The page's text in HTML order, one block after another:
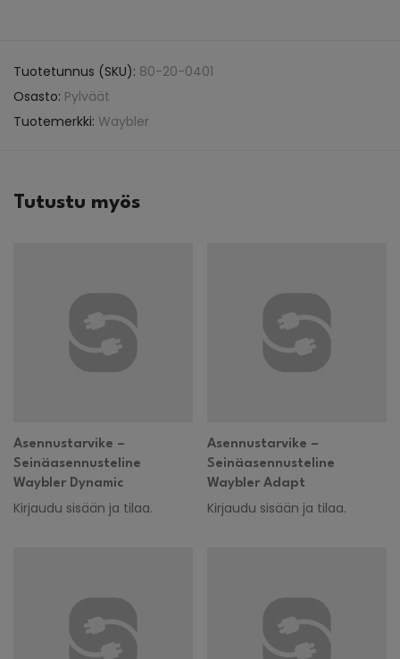
Tuotetunnus (SKU): 80-20-0401
Osasto: Pylväät
Tuotemerkki: Waybler
Tutustu myös
Asennustarvike –
Seinäasennusteline
Waybler Dynamic
Kirjaudu sisään ja tilaa.
Asennustarvike –
Seinäasennusteline
Waybler Adapt
Kirjaudu sisään ja tilaa.